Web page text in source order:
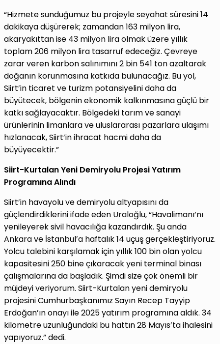
“Hizmete sunduğumuz bu projeyle seyahat süresini 14
dakikaya düşürerek; zamandan 163 milyon lira,
akaryakıttan ise 43 milyon lira olmak üzere yıllık
toplam 206 milyon lira tasarruf edeceğiz. Çevreye
zarar veren karbon salınımını 2 bin 541 ton azaltarak
doğanın korunmasına katkıda bulunacağız. Bu yol,
Siirt’in ticaret ve turizm potansiyelini daha da
büyütecek, bölgenin ekonomik kalkınmasına güçlü bir
katkı sağlayacaktır. Bölgedeki tarım ve sanayi
ürünlerinin limanlara ve uluslararası pazarlara ulaşımı
hızlanacak, Siirt’in ihracat hacmi daha da
büyüyecektir.”
Siirt-Kurtalan Yeni Demiryolu Projesi Yatırım
Programına Alındı
Siirt’in havayolu ve demiryolu altyapısını da
güçlendirdiklerini ifade eden Uraloğlu, “Havalimanı’nı
yenileyerek sivil havacılığa kazandırdık. Şu anda
Ankara ve İstanbul’a haftalık 14 uçuş gerçekleştiriyoruz.
Yolcu talebini karşılamak için yıllık 100 bin olan yolcu
kapasitesini 250 bine çıkaracak yeni terminal binası
çalışmalarına da başladık. Şimdi size çok önemli bir
müjdeyi veriyorum. Siirt-Kurtalan yeni demiryolu
projesini Cumhurbaşkanımız Sayın Recep Tayyip
Erdoğan’ın onayı ile 2025 yatırım programına aldık. 34
kilometre uzunluğundaki bu hattın 28 Mayıs’ta ihalesini
yapıyoruz.” dedi.